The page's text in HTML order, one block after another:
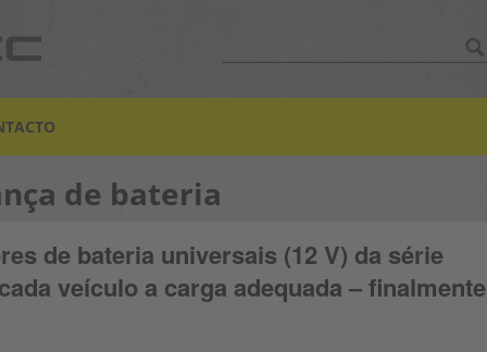
de bateria
de bateria universais (12 V) da série
veículo a carga adequada – finalmente